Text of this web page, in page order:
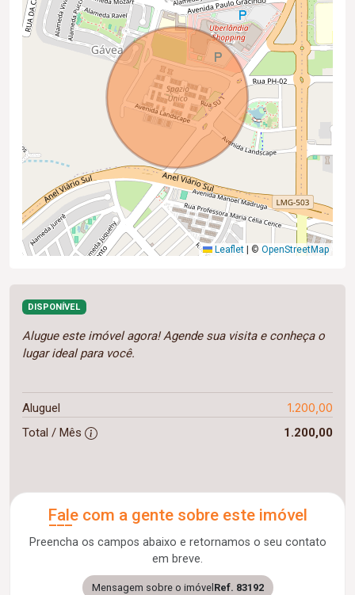
Leaflet © OpenStreetMap
DISPONÍVEL
Alugue este imóvel agora! Agende sua visita e conheça o
lugar ideal para você.
Aluguel 1.200,00
Total / Mês 1.200,00
Fale com a gente sobre este imóvel
Preencha os campos abaixo e retornamos o seu contato
em breve.
Mensagem sobre o imóvel Ref. 83192